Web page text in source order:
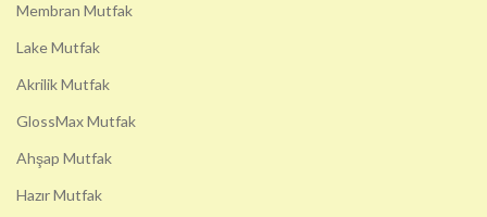
Membran Mutfak
Lake Mutfak
Akrilik Mutfak
GlossMax Mutfak
Ahşap Mutfak
Hazır Mutfak